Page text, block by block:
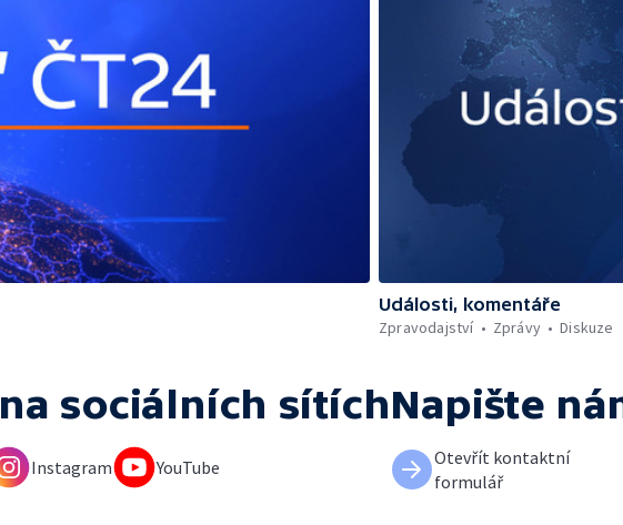
Události, komentáře
Zpravodajství
Zprávy Diskuze
na sociálních sítích
Instagram YouTube
Napište
Otevřít kontaktní
formulář